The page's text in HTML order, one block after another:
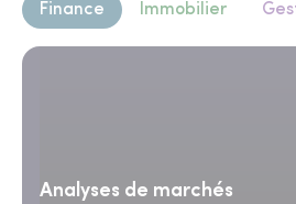
Finance Immobilier
Analyses de marchés